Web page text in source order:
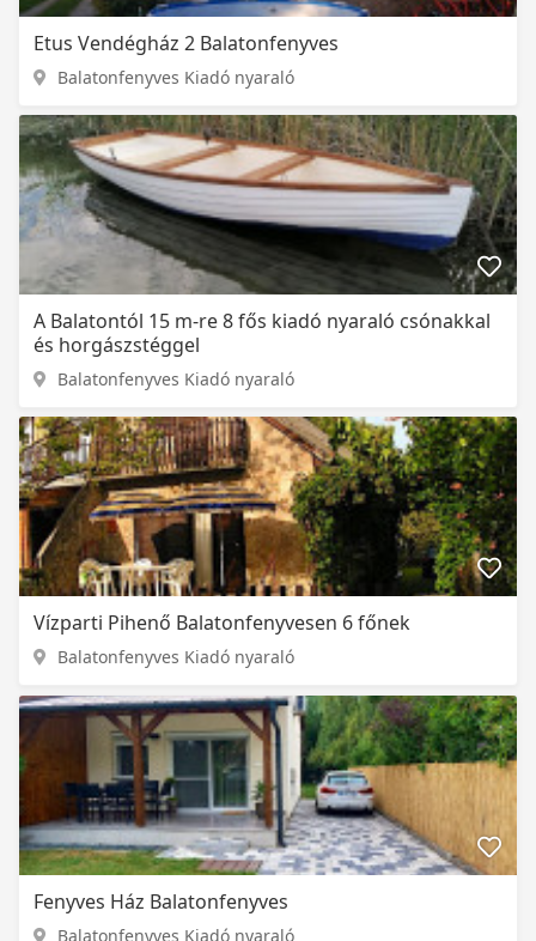
Etus Vendégház 2 Balatonfenyves
Balatonfenyves Kiadó nyaraló
A Balatontól 15 m-re 8 fős kiadó nyaraló csónakkal
és horgászstéggel
Balatonfenyves Kiadó nyaraló
Vízparti Pihenő Balatonfenyvesen 6 főnek
Balatonfenyves Kiadó nyaraló
Fenyves Ház Balatonfenyves
Balatonfenyves Kiadó nyaraló